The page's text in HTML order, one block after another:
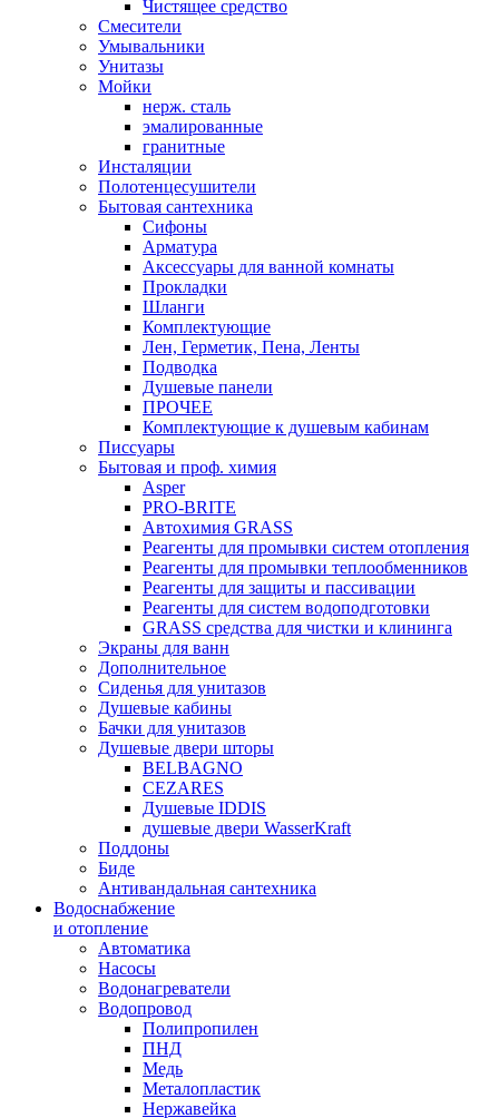
Чистящее средство
Смесители
Умывальники
Унитазы
Мойки
нерж. сталь
эмалированные
гранитные
Инсталяции
Полотенцесушители
Бытовая сантехника
Сифоны
Арматура
Аксессуары для ванной комнаты
Прокладки
Шланги
Комплектующие
Лен, Герметик, Пена, Ленты
Подводка
Душевые панели
ПРОЧЕЕ
Комплектующие к душевым кабинам
Писсуары
Бытовая и проф. химия
Asper
PRO-BRITE
Автохимия GRASS
Реагенты для промывки систем отопления
Реагенты для промывки теплообменников
Реагенты для защиты и пассивации
Реагенты для систем водоподготовки
GRASS средства для чистки и клининга
Экраны для ванн
Дополнительное
Сиденья для унитазов
Душевые кабины
Бачки для унитазов
Душевые двери шторы
BELBAGNO
CEZARES
Душевые IDDIS
душевые двери WasserKraft
Поддоны
Биде
Антивандальная сантехника
Водоснабжение
и отопление
Автоматика
Насосы
Водонагреватели
Водопровод
Полипропилен
ПНД
Медь
Металопластик
Нержавейка